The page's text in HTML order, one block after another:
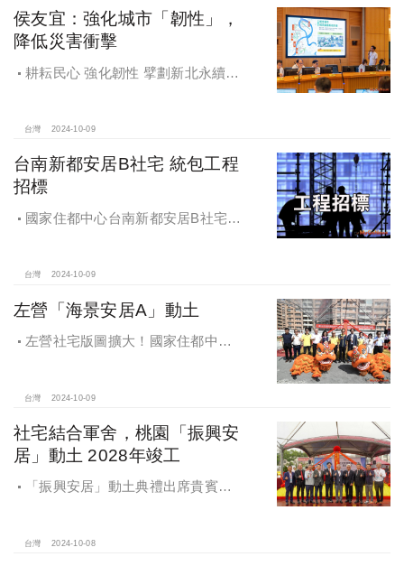
侯友宜：強化城市「韌性」，
降低災害衝擊
耕耘民心 強化韌性 擘劃新北永續宜
台灣 2024-10-09
台南新都安居B社宅 統包工程
招標
國家住都中心台南新都安居B社宅
台灣 2024-10-09
左營「海景安居A」動土
左營社宅版圖擴大！國家住都中心
台灣 2024-10-09
社宅結合軍舍，桃園「振興安
居」動土 2028年竣工
「振興安居」動土典禮出席貴賓有
財政部國有財產署曾國基署長、桃園
台灣 2024-10-08